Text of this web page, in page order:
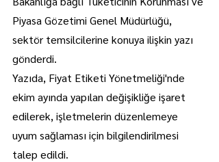
Piyasa Gözetimi Genel Müdürlüğü,
sektör temsilcilerine konuya ilişkin yazı
gönderdi.
Yazıda, Fiyat Etiketi Yönetmeliği'nde
ekim ayında yapılan değişikliğe işaret
edilerek, işletmelerin düzenlemeye
uyum sağlaması için bilgilendirilmesi
talep edildi.